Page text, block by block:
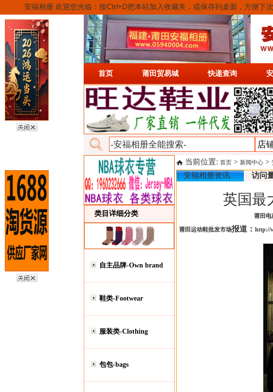
安福相册 欢迎您光临：按Ctrl+D把本站加入收藏夹，或保存到桌面，方便下
首页 莆田贸易城 快递查询
类目详细分类
自主品牌-Own brand
鞋类-Footwear
服装类-Clothing
包包-bags
当前位置: 首页 > 新闻中心 >
安福相册资讯
访问
英国最
莆田电
莆田运动鞋批发市场报道： http://